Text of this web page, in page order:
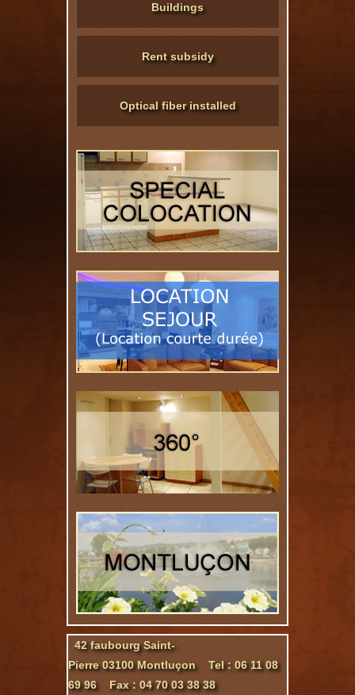
Buildings
Rent subsidy
Optical fiber installed
42 faubourg Saint-
Pierre 03100 Montluçon Tel : 06 11 08
69 96 Fax : 04 70 03 38 38